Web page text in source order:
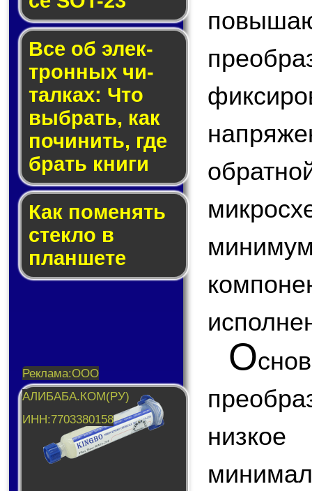
Все об элек­
трон­ных чи­
тал­ках: Что
выб­рать, как
по­чи­нить, где
брать кни­ги
Как по­ме­нять
стек­ло в
планшете
О